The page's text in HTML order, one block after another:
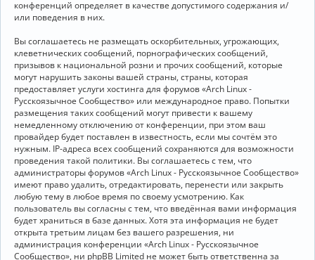
конференций определяет в качестве допустимого содержания и/
или поведения в них.
Вы соглашаетесь не размещать оскорбительных, угрожающих,
клеветнических сообщений, порнографических сообщений,
призывов к национальной розни и прочих сообщений, которые
могут нарушить законы вашей страны, страны, которая
предоставляет услуги хостинга для форумов «Arch Linux -
Русскоязычное Сообщество» или международное право. Попытки
размещения таких сообщений могут привести к вашему
немедленному отключению от конференции, при этом ваш
провайдер будет поставлен в известность, если мы сочтём это
нужным. IP-адреса всех сообщений сохраняются для возможности
проведения такой политики. Вы соглашаетесь с тем, что
администраторы форумов «Arch Linux - Русскоязычное Сообщество»
имеют право удалить, отредактировать, перенести или закрыть
любую тему в любое время по своему усмотрению. Как
пользователь вы согласны с тем, что введённая вами информация
будет храниться в базе данных. Хотя эта информация не будет
открыта третьим лицам без вашего разрешения, ни
администрация конференции «Arch Linux - Русскоязычное
Сообщество», ни phpBB Limited не может быть ответственна за